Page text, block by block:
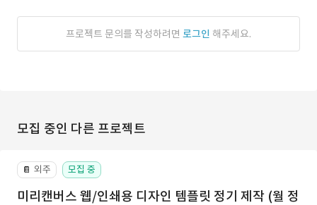
프로젝트 문의를 작성하려면 로그인 해주세요.
모집 중인 다른 프로젝트
📔 외주 모집 중
미리캔버스 웹/인쇄용 디자인 템플릿 정기 제작 (월 정